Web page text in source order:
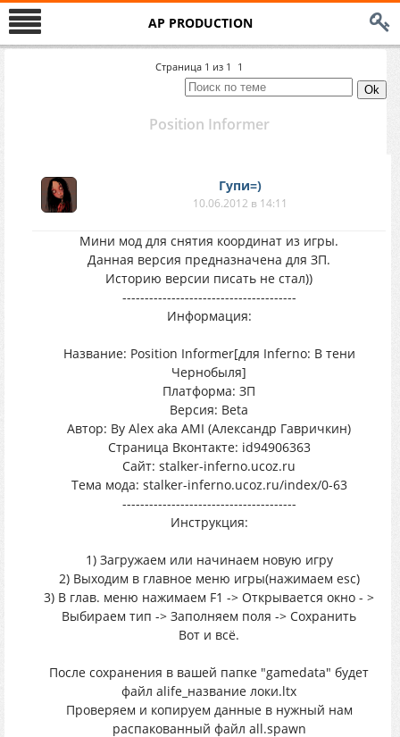
AP PRODUCTION
Страница 1 из 1 1
Position Informer
Гупи=)
10.06.2012 в 14:11
Мини мод для снятия координат из игры.
Данная версия предназначена для ЗП.
Историю версии писать не стал))
---------------------------------------
Информация:
Название: Position Informer[для Inferno: В тени
Чернобыля]
Платформа: ЗП
Версия: Beta
Автор: By Alex aka AMI (Александр Гавричкин)
Страница Вконтакте: id94906363
Сайт: stalker-inferno.ucoz.ru
Тема мода: stalker-inferno.ucoz.ru/index/0-63
---------------------------------------
Инструкция:
1) Загружаем или начинаем новую игру
2) Выходим в главное меню игры(нажимаем esc)
3) В глав. меню нажимаем F1 -> Открывается окно - >
Выбираем тип -> Заполняем поля -> Сохранить
Вот и всё.
После сохранения в вашей папке "gamedata" будет
файл alife_название локи.ltx
Проверяем и копируем данные в нужный нам
распакованный файл all.spawn